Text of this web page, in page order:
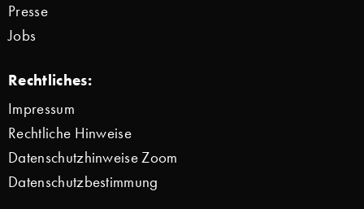
Presse
Jobs
Rechtliches:
Impressum
Rechtliche Hinweise
Datenschutzhinweise Zoom
Datenschutzbestimmung